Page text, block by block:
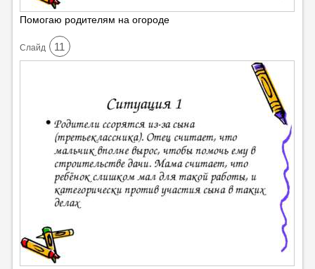
Помогаю родителям на огороде
Cлайд 11